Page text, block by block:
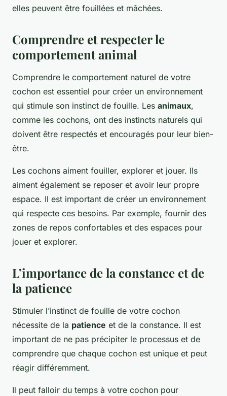
elles peuvent être fouillées et mâchées.
Comprendre et respecter le
comportement animal
Comprendre le comportement naturel de votre
cochon est essentiel pour créer un environnement
qui stimule son instinct de fouille. Les animaux,
comme les cochons, ont des instincts naturels qui
doivent être respectés et encouragés pour leur bien-
être.
Les cochons aiment fouiller, explorer et jouer. Ils
aiment également se reposer et avoir leur propre
espace. Il est important de créer un environnement
qui respecte ces besoins. Par exemple, fournir des
zones de repos confortables et des espaces pour
jouer et explorer.
L’importance de la constance et de
la patience
Stimuler l’instinct de fouille de votre cochon
nécessite de la patience et de la constance. Il est
important de ne pas précipiter le processus et de
comprendre que chaque cochon est unique et peut
réagir différemment.
Il peut falloir du temps à votre cochon pour